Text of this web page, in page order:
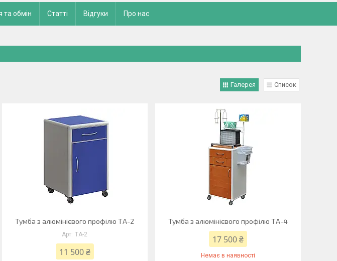
та обмін Статті Відгуки Про нас
Галерея Список
Тумба з алюмінієвого профілю ТА-2
ТА-2
11 500 ₴
Тумба з алюмінієвого профілю ТА-4
17 500 ₴
Немає в наявності